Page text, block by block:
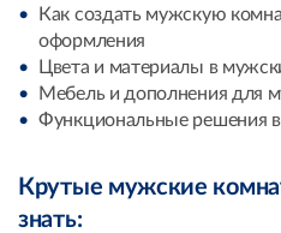
Как создать мужскую
оформления
Цвета и материалы в
Мебель и дополнения для
Функциональные решения
Крутые мужские
знать: